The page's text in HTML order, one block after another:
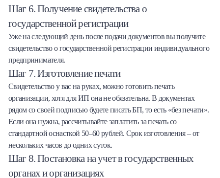
Шаг 6. Получение свидетельства о
государственной регистрации
Уже на следующий день после подачи документов вы получите
свидетельство о государственной регистрации индивидуального
предпринимателя.
Шаг 7. Изготовление печати
Свидетельство у вас на руках, можно готовить печать
организации, хотя для ИП она не обязательна. В документах
рядом со своей подписью будете писать БП, то есть «без печати».
Если она нужна, рассчитывайте заплатить за печать со
стандартной оснасткой 50–60 рублей. Срок изготовления – от
нескольких часов до одних суток.
Шаг 8. Постановка на учет в государственных
органах и организациях